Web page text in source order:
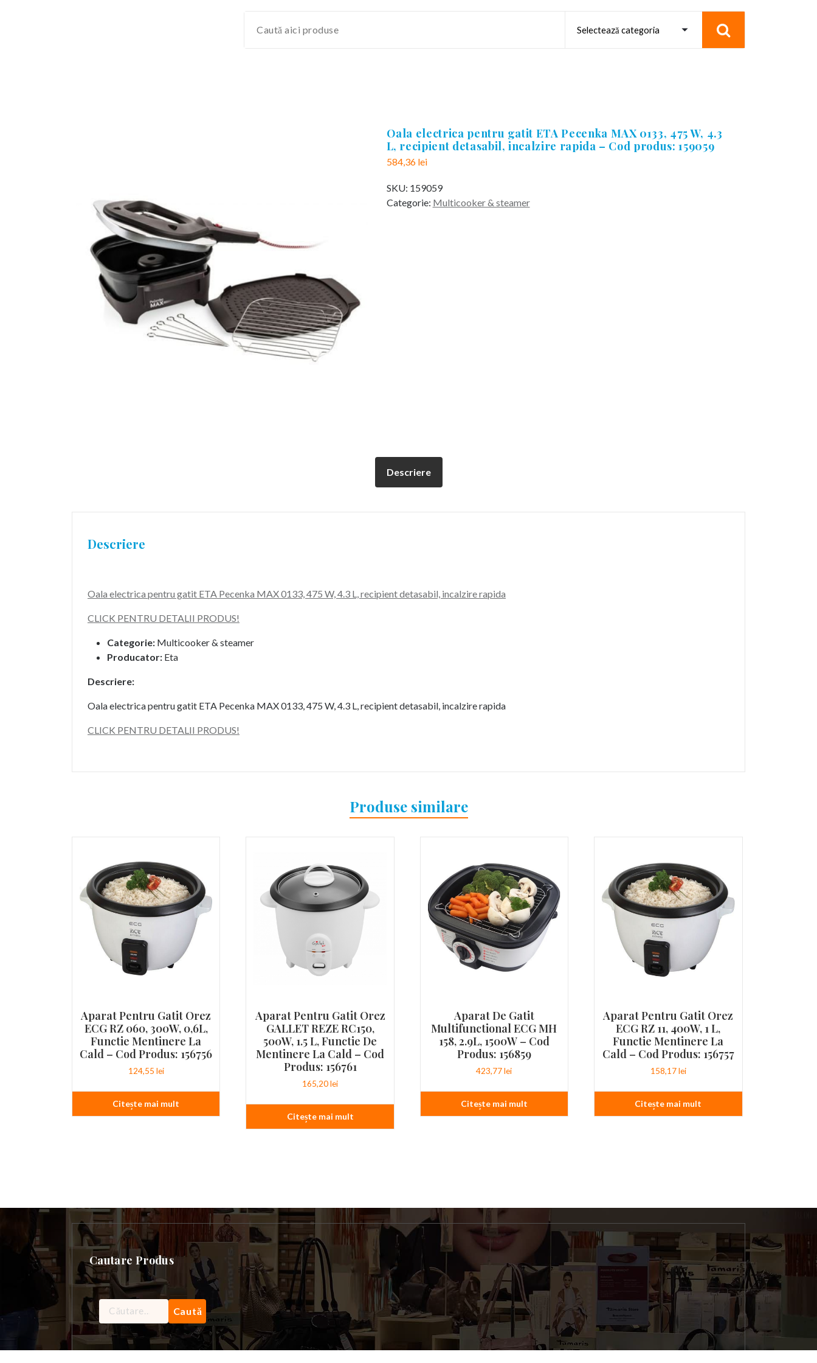
Oala electrica pentru gatit ETA Pecenka MAX 0133, 475 W, 4.3
L, recipient detasabil, incalzire rapida – Cod produs: 159059
584,36 lei
SKU: 159059
Categorie: Multicooker & steamer
Descriere
Descriere
Oala electrica pentru gatit ETA Pecenka MAX 0133, 475 W, 4.3 L, recipient detasabil, incalzire rapida
CLICK PENTRU DETALII PRODUS!
Categorie: Multicooker & steamer
Producator: Eta
Descriere:
Oala electrica pentru gatit ETA Pecenka MAX 0133, 475 W, 4.3 L, recipient detasabil, incalzire rapida
CLICK PENTRU DETALII PRODUS!
Produse similare
Aparat Pentru Gatit Orez
ECG RZ 060, 300W, 0,6L,
Functie Mentinere La
Cald – Cod Produs: 156756
124,55 lei
Citește mai mult
Aparat Pentru Gatit Orez
GALLET REZE RC150,
500W, 1.5 L, Functie De
Mentinere La Cald – Cod
Produs: 156761
165,20lei
Citește mai mult
Aparat De Gatit
Multifunctional ECG MH
158, 2.9L, 1500W – Cod
Produs: 156859
423,77lei
Citește mai mult
Aparat Pentru Gatit Orez
ECG RZ 11, 400W, 1 L,
Functie Mentinere La
Cald – Cod Produs: 156757
158,17lei
Citește mai mult
Cautare Produs
Caută
după: